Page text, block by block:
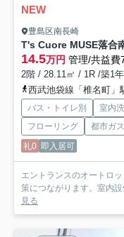
NEW
豊島区南長崎
14.5万円 管理/共益費
2階 / 28.11㎡ / 1R /築1
西武池袋線「椎名町」
バス・トイレ別 室内
フローリング
都市ガス
礼0 即入居可
エントランスのオートロ
策につながります。室内
見る